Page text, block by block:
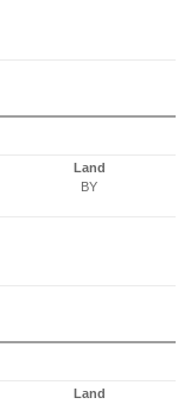
Land
BY
Land